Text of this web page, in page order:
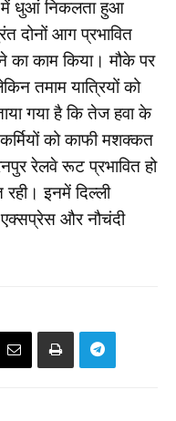
में धुआं निकलता हुआ
दोनों आग प्रभावित
का काम किया। मौके पर
तमाम यात्रियों को
गया है कि तेज हवा के
को काफी मशक्कत
रेलवे रूट प्रभावित हो
इनमें दिल्ली
एक्सप्रेस और नौचंदी